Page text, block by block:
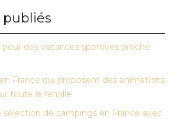
des vacances sportives proche
France qui proposent des animations
toute la famille
de campings en France avec